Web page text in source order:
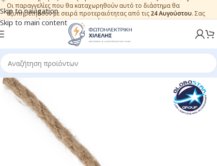
Skip to navigation
Skip to main content
Οι παραγγελίες που θα καταχωρηθούν αυτό το διάστημα θα
εξυπηρετηθούν με σειρά προτεραιότητας από τις 24 Αυγούστου. Σας
ευχαριστούμε για την εμπιστοσύνη.